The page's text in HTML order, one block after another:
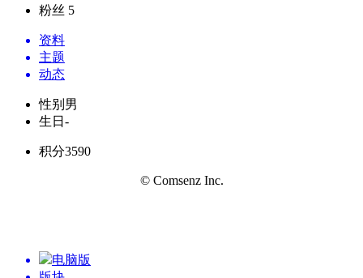
粉丝 5
资料
主题
动态
性别 男
生日 -
积分3590
© Comsenz Inc.
电脑版